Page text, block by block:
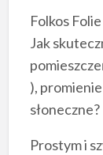
Folkos
Jak
),
słoneczne?
Prostym i